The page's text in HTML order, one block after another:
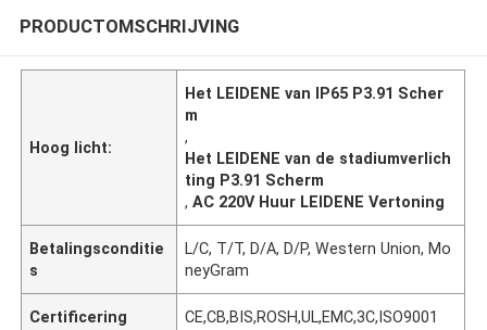
PRODUCTOMSCHRIJVING
Hoog licht:
Het LEIDENE van IP65 P3.91 Scher
m
,
Het LEIDENE van de stadiumverlich
ting P3.91 Scherm
,AC 220V Huur LEIDENE Vertoning
Betalingsconditie
s
L/C, T/T, D/A, D/P, Western Union, Mo
neyGram
Certificering CE,CB,BIS,ROSH,UL,EMC,3C,ISO9001